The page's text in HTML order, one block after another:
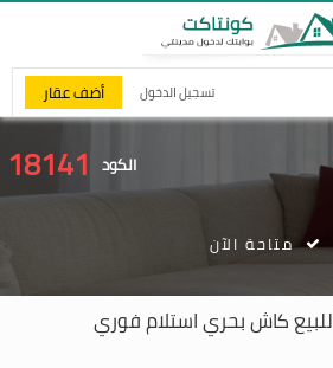
تسجيل الدخول أضف عقار
الكود 18141
للبيع كاش بحري استلام فوري
متاحة الآن